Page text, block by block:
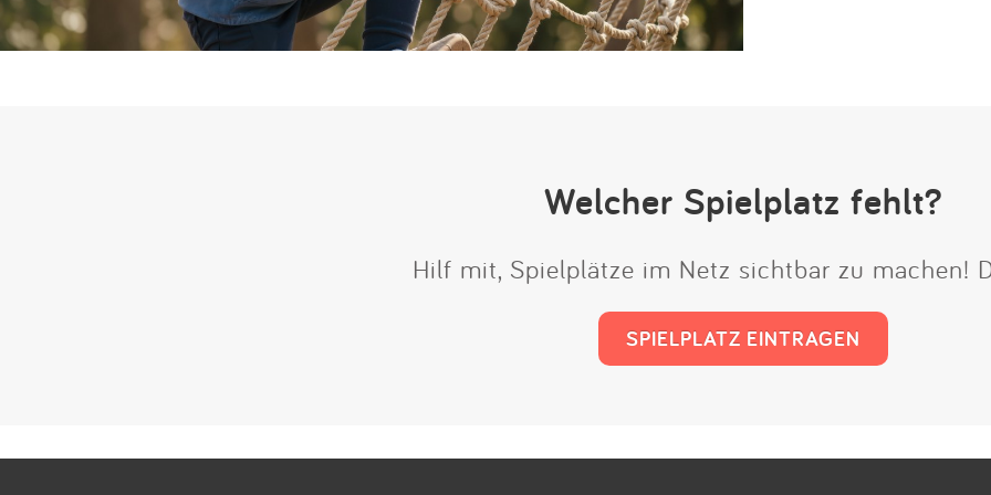
Welcher Spielplatz fehlt?
Hilf mit, Spielplätze im Netz sichtbar zu machen!
SPIELPLATZ EINTRAGEN